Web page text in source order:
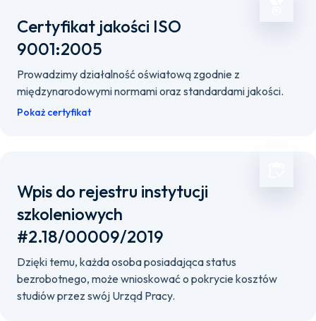
Certyfikat jakości ISO
9001:2005
Prowadzimy działalność oświatową zgodnie z
międzynarodowymi normami oraz standardami jakości.
Pokaż certyfikat
Wpis do rejestru instytucji
szkoleniowych
#2.18/00009/2019
Dzięki temu, każda osoba posiadająca status
bezrobotnego, może wnioskować o pokrycie kosztów
studiów przez swój Urząd Pracy.